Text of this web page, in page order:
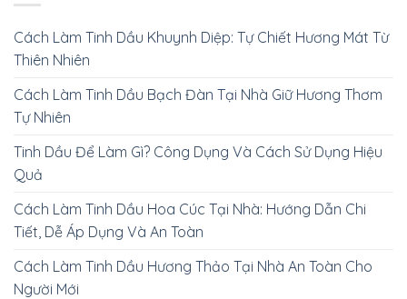
Cách Làm Tinh Dầu Khuynh Diệp: Tự Chiết Hương Mát Từ
Thiên Nhiên
Cách Làm Tinh Dầu Bạch Đàn Tại Nhà Giữ Hương Thơm
Tự Nhiên
Tinh Dầu Để Làm Gì? Công Dụng Và Cách Sử Dụng Hiệu
Quả
Cách Làm Tinh Dầu Hoa Cúc Tại Nhà: Hướng Dẫn Chi
Tiết, Dễ Áp Dụng Và An Toàn
Cách Làm Tinh Dầu Hương Thảo Tại Nhà An Toàn Cho
Người Mới